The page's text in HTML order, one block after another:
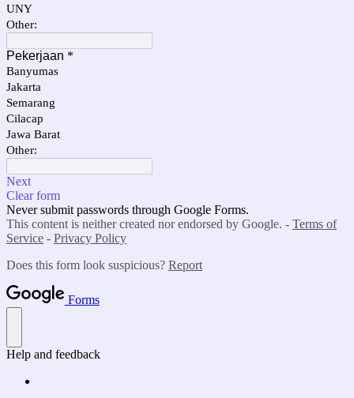
UNY
Other:
Pekerjaan *
Banyumas
Jakarta
Semarang
Cilacap
Jawa Barat
Other:
Next
Clear form
Never submit passwords through Google Forms.
This content is neither created nor endorsed by Google. - Terms of
Service - Privacy Policy
Does this form look suspicious? Report
Forms
Help and feedback